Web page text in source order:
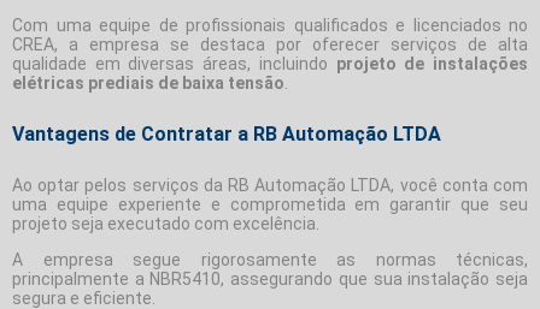
Com uma equipe de profissionais qualificados e licenciados no
CREA, a empresa se destaca por oferecer serviços de alta
qualidade em diversas áreas, incluindo projeto de instalações
elétricas prediais de baixa tensão
Vantagens de Contratar a RB Automação LTDA
Ao optar pelos serviços da RB Automação LTDA, você conta com
uma equipe experiente e comprometida em garantir que seu
projeto seja executado com excelência.
A empresa segue rigorosamente as normas técnicas,
principalmente a NBR5410, assegurando que sua instalação seja
segura e eficiente.